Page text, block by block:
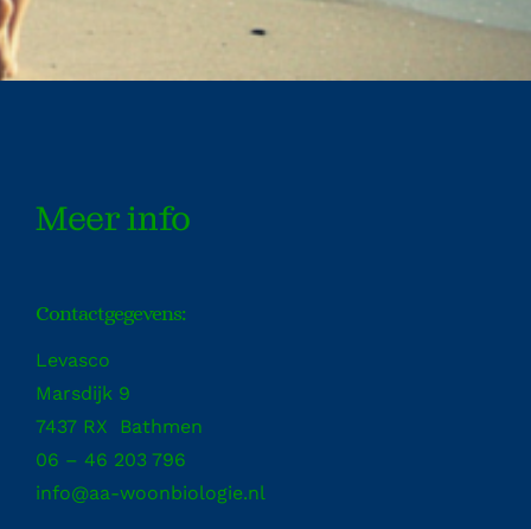
Meer info
Contactgegevens:
Levasco
Marsdijk 9
7437 RX Bathmen
06 – 46 203 796
info@aa-woonbiologie.nl